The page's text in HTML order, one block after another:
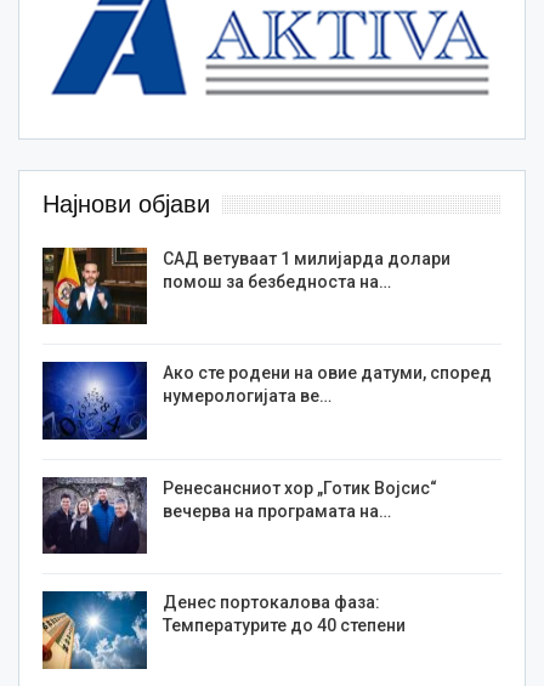
Најнови објави
САД ветуваат 1 милијарда долари
помош за безбедноста на…
Ако сте родени на овие датуми, според
нумерологијата ве…
Ренесансниот хор „Готик Војсис“
вечерва на програмата на…
Денес портокалова фаза:
Температурите до 40 степени